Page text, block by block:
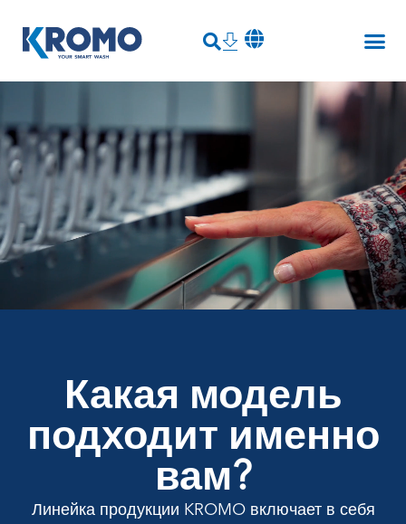
Какая модель
подходит именно
вам?
Линейка продукции KROMO включает в себя